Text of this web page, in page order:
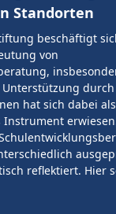
Standorten
beschäftigt
von
Unterstützung
hat sich dabei als
Instrument
reflektiert. Hier